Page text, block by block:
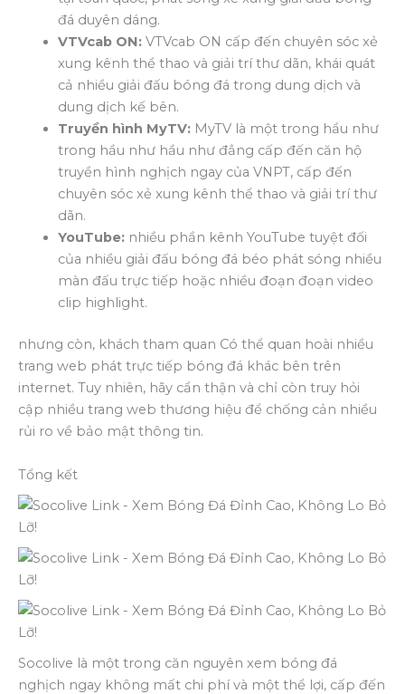
đá duyên dáng.
VTVcab ON:VTVcab ON cấp đến chuyên sóc xẻ
xung kênh thể thao và giải trí thư dãn, khái quát
cả nhiều giải đấu bóng đá trong dung dịch và
dung dịch kế bên.
Truyền hình MyTV:MyTV là một trong hầu như
trong hầu như hầu như đẳng cấp đến căn hộ
truyền hình nghịch ngay của VNPT, cấp đến
chuyên sóc xẻ xung kênh thể thao và giải trí thư
dãn.
YouTube:nhiều phần kênh YouTube tuyệt đối
của nhiều giải đấu bóng đá béo phát sóng nhiều
màn đấu trực tiếp hoặc nhiều đoạn đoạn video
clip highlight.
nhưng còn, khách tham quan Có thể quan hoài nhiều
trang web phát trực tiếp bóng đá khác bên trên
internet. Tuy nhiên, hãy cẩn thận và chỉ còn truy hỏi
cập nhiều trang web thương hiệu để chống cản nhiều
rủi ro về bảo mật thông tin.
Tổng kết
Socolive là một trong căn nguyên xem bóng đá
nghịch ngay không mất chi phí và một thể lợi, cấp đến